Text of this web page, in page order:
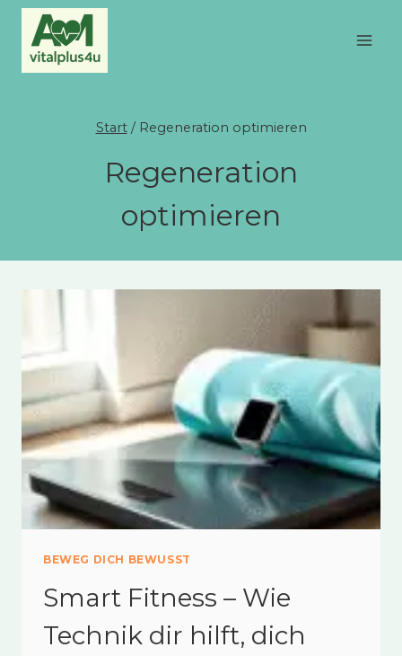
Zum
Inhalt
springen
Start / Regeneration optimieren
Regeneration
optimieren
BEWEG DICH BEWUSST
Smart Fitness – Wie
Technik dir hilft, dich